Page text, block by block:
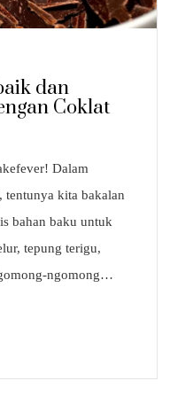
dan
Coklat
Dalam
tentunya kita bakalan
bahan baku untuk
tepung terigu,
ngomong…